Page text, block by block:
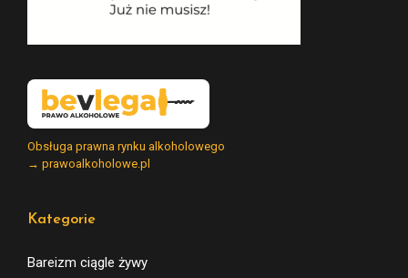
Obsługa prawna rynku alkoholowego
→ prawoalkoholowe.pl
Kategorie
Bareizm ciągle żywy